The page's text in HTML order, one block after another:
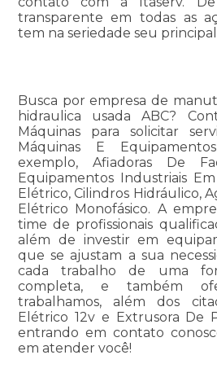
transparente em todas as
tem na seriedade seu
Busca por empresa de
hidraulica usada ABC?
Máquinas para solicitar
Máquinas E
exemplo, Afiadoras De
Equipamentos Industriais
Elétrico, Cilindros Hidráulico,
Elétrico Monofásico. A
time de profissionais
além de investir em
que se ajustam a sua
cada trabalho de uma
completa, e também
trabalhamos, além dos
Elétrico 12v e Extrusora De
entrando em contato
em atender você!